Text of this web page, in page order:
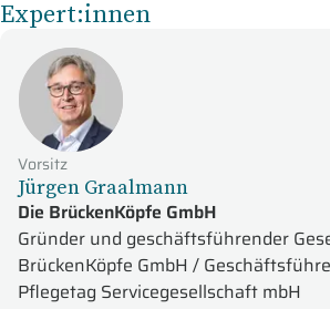
Expert:innen
Vorsitz
Jürgen Graalmann
Die BrückenKöpfe GmbH
Gründer und geschäftsführender
BrückenKöpfe GmbH /
Pflegetag Servicegesellschaft mbH